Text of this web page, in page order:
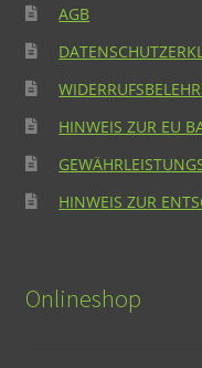
AGB
HINWEIS ZUR EU
HINWEIS ZUR
Onlineshop